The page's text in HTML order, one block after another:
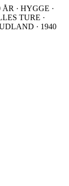
· HYGGE ·
TURE ·
· 1940